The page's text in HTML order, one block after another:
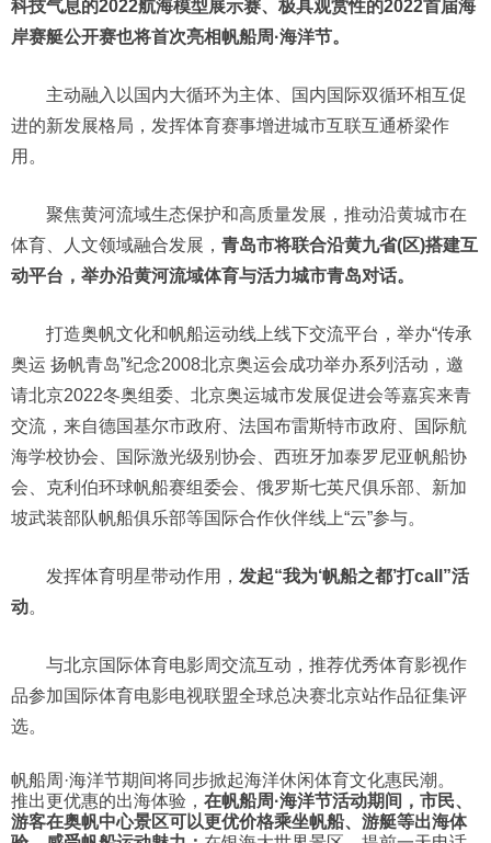
科技气息的2022航海模型展示赛、极具观赏性的2022首届海
岸赛艇公开赛也将首次亮相帆船周·海洋节。
主动融入以国内大循环为主体、国内国际双循环相互促
进的新发展格局，发挥体育赛事增进城市互联互通桥梁作
用。
聚焦黄河流域生态保护和高质量发展，推动沿黄城市在
体育、人文领域融合发展， 青岛市将联合沿黄九省(区)搭建互
动平台，举办沿黄河流域体育与活力城市青岛对话。
打造奥帆文化和帆船运动线上线下交流平台，举办“传承
奥运 扬帆青岛”纪念2008北京奥运会成功举办系列活动，邀
请北京2022冬奥组委、北京奥运城市发展促进会等嘉宾来青
交流，来自德国基尔市政府、法国布雷斯特市政府、国际航
海学校协会、国际激光级别协会、西班牙加泰罗尼亚帆船协
会、克利伯环球帆船赛组委会、俄罗斯七英尺俱乐部、新加
坡武装部队帆船俱乐部等国际合作伙伴线上“云”参与。
发挥体育明星带动作用， 发起“我为‘帆船之都’打call”活
动。
与北京国际体育电影周交流互动，推荐优秀体育影视作
品参加国际体育电影电视联盟全球总决赛北京站作品征集评
选。
帆船周·海洋节期间将同步掀起海洋休闲体育文化惠民潮。
推出更优惠的出海体验， 在帆船周·海洋节活动期间，市民、
游客在奥帆中心景区可以更优价格乘坐帆船、游艇等出海体